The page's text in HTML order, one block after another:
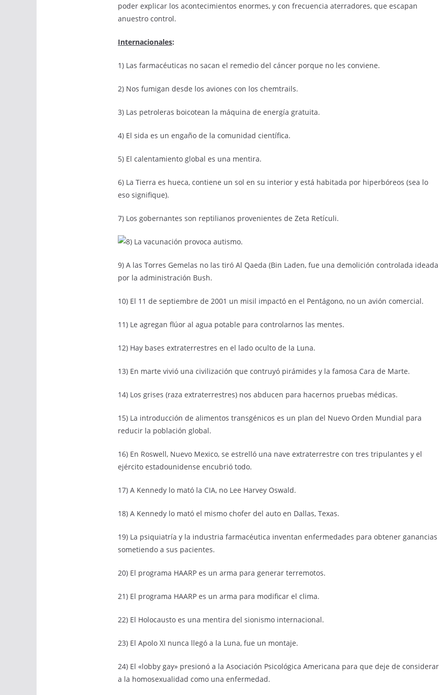
poder explicar los acontecimientos enormes, y con frecuencia aterradores, que escapan
anuestro control.
Internacionales:
1) Las farmacéuticas no sacan el remedio del cáncer porque no les conviene.
2) Nos fumigan desde los aviones con los chemtrails.
3) Las petroleras boicotean la máquina de energía gratuita.
4) El sida es un engaño de la comunidad científica.
5) El calentamiento global es una mentira.
6) La Tierra es hueca, contiene un sol en su interior y está habitada por hiperbóreos (sea lo
eso signifique).
7) Los gobernantes son reptilianos provenientes de Zeta Retículi.
La vacunación provoca autismo.
9) A las Torres Gemelas no las tiró Al Qaeda (Bin Laden, fue una demolición controlada ideada
por la administración Bush.
10) El 11 de septiembre de 2001 un misil impactó en el Pentágono, no un avión comercial.
11) Le agregan flúor al agua potable para controlarnos las mentes.
12) Hay bases extraterrestres en el lado oculto de la Luna.
13) En marte vivió una civilización que contruyó pirámides y la famosa Cara de Marte.
14) Los grises (raza extraterrestres) nos abducen para hacernos pruebas médicas.
15) La introducción de alimentos transgénicos es un plan del Nuevo Orden Mundial para
reducir la población global.
16) En Roswell, Nuevo Mexico, se estrelló una nave extraterrestre con tres tripulantes y el
ejército estadounidense encubrió todo.
17) A Kennedy lo mató la CIA, no Lee Harvey Oswald.
18) A Kennedy lo mató el mismo chofer del auto en Dallas, Texas.
19) La psiquiatría y la industria farmacéutica inventan enfermedades para obtener ganancias
sometiendo a sus pacientes.
20) El programa HAARP es un arma para generar terremotos.
21) El programa HAARP es un arma para modificar el clima.
22) El Holocausto es una mentira del sionismo internacional.
23) El Apolo XI nunca llegó a la Luna, fue un montaje.
24) El «lobby gay» presionó a la Asociación Psicológica Americana para que deje de considerar
a la homosexualidad como una enfermedad.